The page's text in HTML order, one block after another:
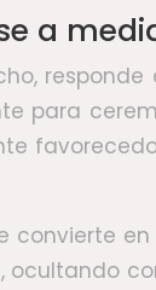
a
para